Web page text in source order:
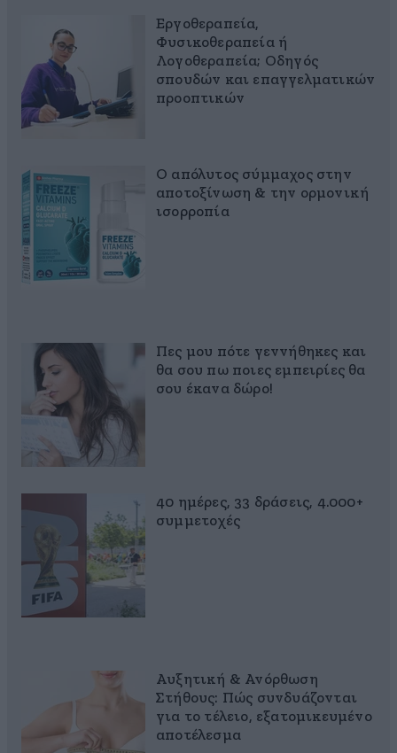
Εργοθεραπεία,
Φυσικοθεραπεία ή
Λογοθεραπεία; Οδηγός
σπουδών και επαγγελματικών
προοπτικών
Ο απόλυτος σύμμαχος στην
αποτοξίνωση & την ορμονική
ισορροπία
Πες μου πότε γεννήθηκες και
θα σου πω ποιες εμπειρίες θα
σου έκανα δώρο!
40 ημέρες, 33 δράσεις, 4.000+
συμμετοχές
Αυξητική & Ανόρθωση
Στήθους: Πώς συνδυάζονται
για το τέλειο, εξατομικευμένο
αποτέλεσμα